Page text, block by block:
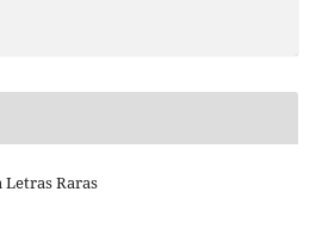
Letras Raras